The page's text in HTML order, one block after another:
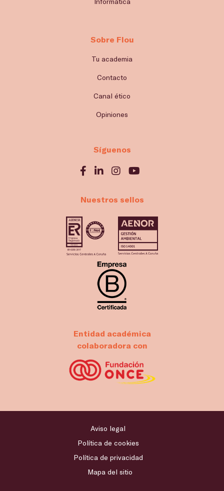
Sobre Flou
Tu academia
Contacto
Canal ético
Opiniones
Síguenos
Nuestros sellos
Entidad académica
colaboradora con
Aviso legal
Política de cookies
Política de privacidad
Mapa del sitio